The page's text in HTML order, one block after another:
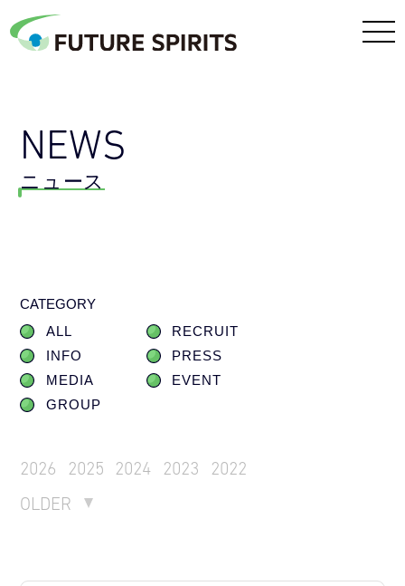
NEWS
ニュース
CATEGORY
ALL
RECRUIT
INFO
PRESS
MEDIA
EVENT
GROUP
2026 2025 2024 2023
2022
OLDER